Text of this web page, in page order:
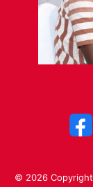
© 2026